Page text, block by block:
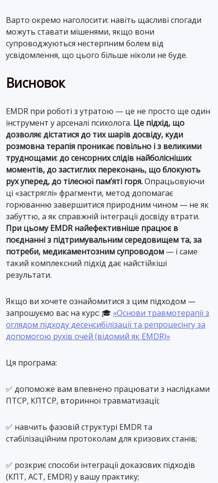
Варто окремо наголосити: навіть щасливі спогади
можуть ставати мішенями, якщо вони
супроводжуються нестерпним болем від
усвідомлення, що цього більше ніколи не буде.
Висновок
EMDR при роботі з утратою — це не просто ще один
інструмент у арсеналі психолога. Це підхід, що
дозволяє дістатися до тих шарів досвіду, куди
розмовна терапія проникає повільно і з великими
труднощами: до сенсорних слідів найболісніших
моментів, до застиглих переконань, що блокують
рух уперед, до тілесної пам’яті горя.Опрацьовуючи
ці «застряглі» фрагменти, метод допомагає
горюванню завершитися природним чином — не як
забуттю, а як справжній інтеграції досвіду втрати.
При цьому EMDR найефективніше працює в
поєднанні з підтримувальним середовищем та, за
потреби, медикаментозним супроводом — і саме
такий комплексний підхід дає найстійкіші
результати.
Якщо ви хочете ознайомитися з цим підходом —
запрошуємо вас на курс: 🎓 «Основи травмотерапії з
оглядом підходу десенсибілізації та репроцесінгу за
допомогою рухів очей (відомий як EMDR)»
Ця програма:
✅ допоможе вам впевнено працювати з наслідками
ПТСР, КПТСР, вторинної травматизації;
✅ навчить фазовій структурі EMDR та
стабілізаційним протоколам для кризових станів;
✅ розкриє способи інтеграції доказових підходів
(КПТ, ACT, EMDR) у вашу практику;